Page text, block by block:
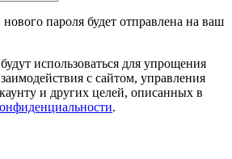
пароля будет отправлена на ваш
использоваться для упрощения
с сайтом, управления
и других целей, описанных в
.